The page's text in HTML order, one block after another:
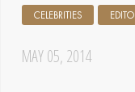
MAY 05, 2014
CELEBRITIES